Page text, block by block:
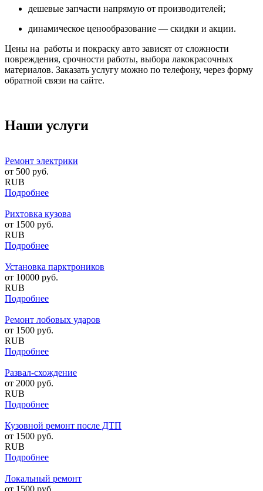
дешевые запчасти напрямую от производителей;
динамическое ценообразование — скидки и акции.
Цены на работы и покраску авто зависят от сложности
повреждения, срочности работы, выбора лакокрасочных
материалов. Заказать услугу можно по телефону, через форму
обратной связи на сайте.
Наши услуги
Ремонт электрики
от 500 руб.
RUB
Подробнее
Рихтовка кузова
от 1500 руб.
RUB
Подробнее
Установка парктроников
от 10000 руб.
RUB
Подробнее
Ремонт лобовых ударов
от 1500 руб.
RUB
Подробнее
Развал-схождение
от 2000 руб.
RUB
Подробнее
Кузовной ремонт после ДТП
от 1500 руб.
RUB
Подробнее
Локальный ремонт
от 1500 руб.